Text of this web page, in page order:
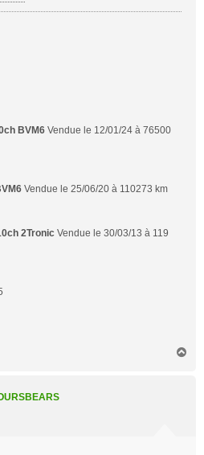
BVM6 Vendue le 12/01/24 à 76500
Vendue le 25/06/20 à 110273 km
2Tronic Vendue le 30/03/13 à 119